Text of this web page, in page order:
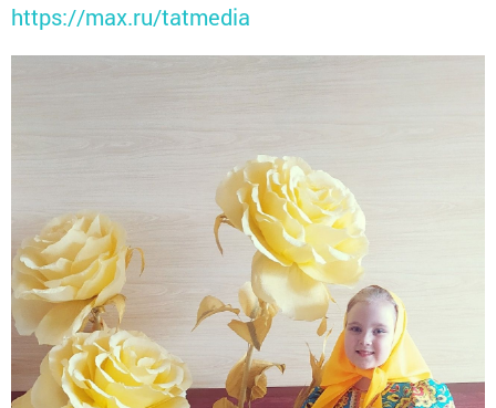
https://max.ru/tatmedia